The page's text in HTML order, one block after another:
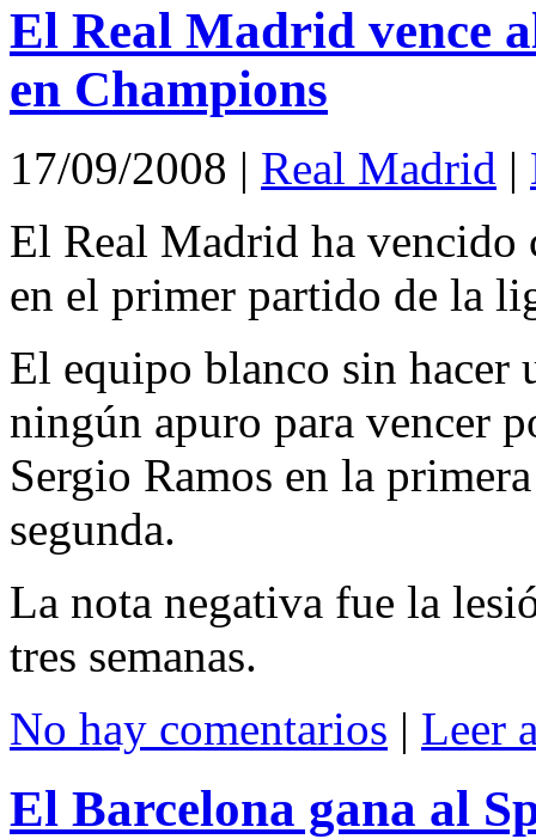
El Real Madrid vence
en Champions
17/09/2008 | Real Madrid |
El Real Madrid ha
en el primer partido de la
El equipo blanco sin hacer
ningún apuro para vencer
Sergio Ramos en la
segunda.
La nota negativa fue la
tres semanas.
No hay comentarios | Leer
El Barcelona gana al